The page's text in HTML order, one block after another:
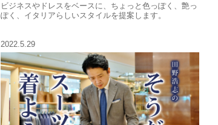
ビジネスやドレスをベースに、ちょっと色っぽく、艶っ
ぽく、イタリアらしいスタイルを提案します。
2022.5.29